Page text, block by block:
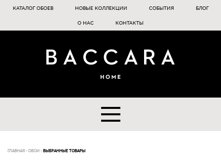
КАТАЛОГ ОБОЕВ НОВЫЕ КОЛЛЕКЦИИ СОБЫТИЯ БЛОГ
О НАС КОНТАКТЫ
ГЛАВНАЯ - ОБОИ - ВЫБРАННЫЕ ТОВАРЫ